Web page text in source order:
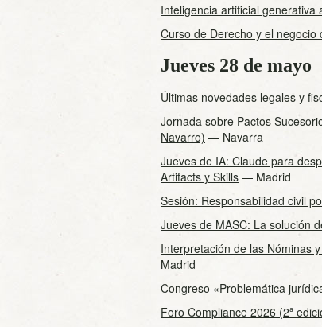
Inteligencia artificial generativa
Curso de Derecho y el negocio
Jueves 28 de mayo
Últimas novedades legales y
Jornada sobre Pactos
Navarro) — Navarra
Jueves de IA: Claude para
Artifacts y Skills — Madrid
Sesión: Responsabilidad civil
Jueves de MASC: La solución
Interpretación de las Nóminas
Madrid
Congreso «Problemática
Foro Compliance 2026 (2ª